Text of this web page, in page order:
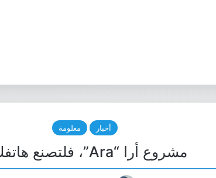
أخبار معلومة
مشروع أرا “Ara”، فلتصنع هاتفك !!